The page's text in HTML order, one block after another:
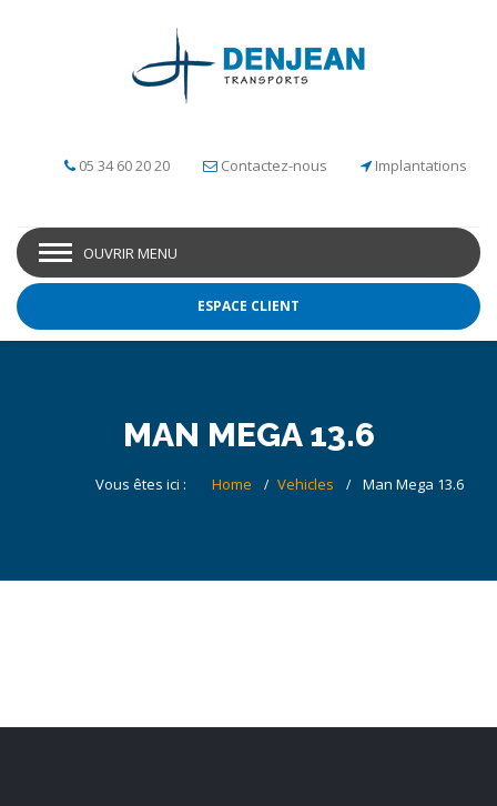
05 34 60 20 20 Contactez-nous Implantations
OUVRIR MENU
ESPACE CLIENT
MAN MEGA 13.6
Vous êtes ici : Home Vehicles Man Mega 13.6